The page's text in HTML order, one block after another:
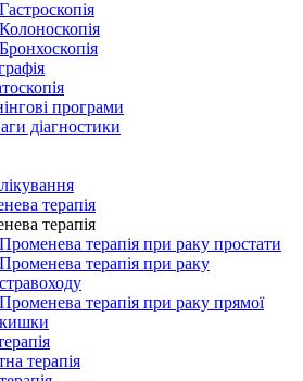
Гастроскопія
Колоноскопія
Бронхоскопія
програми
діагностики
терапія
терапія
Променева терапія при раку простати
Променева терапія при раку
стравоходу
Променева терапія при раку прямої
кишки
терапія